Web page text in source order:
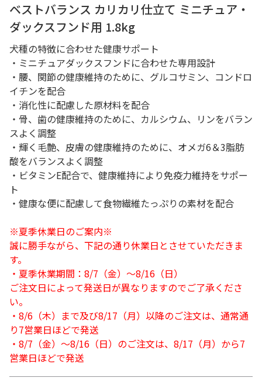
ベストバランス カリカリ仕立て ミニチュア・
ダックスフンド用 1.8kg
犬種の特徴に合わせた健康サポート
・ミニチュアダックスフンドに合わせた専用設計
・腰、関節の健康維持のために、グルコサミン、コンドロ
イチンを配合
・消化性に配慮した原材料を配合
・骨、歯の健康維持のために、カルシウム、リンをバラン
スよく調整
・輝く毛艶、皮膚の健康維持のために、オメガ6＆3脂肪
酸をバランスよく調整
・ビタミンE配合で、健康維持により免疫力維持をサポー
ト
・健康な便に配慮して食物繊維たっぷりの素材を配合
※夏季休業日のご案内※
誠に勝手ながら、下記の通り休業日とさせていただきま
す。
・夏季休業期間：8/7（金）～8/16（日）
ご注文日によって発送日が異なりますのでご了承くださ
い。
・8/6（木）まで及び8/17（月）以降のご注文は、通常通
り7営業日ほどで発送
・8/7（金）～8/16（日）のご注文は、8/17（月）から7
営業日ほどで発送